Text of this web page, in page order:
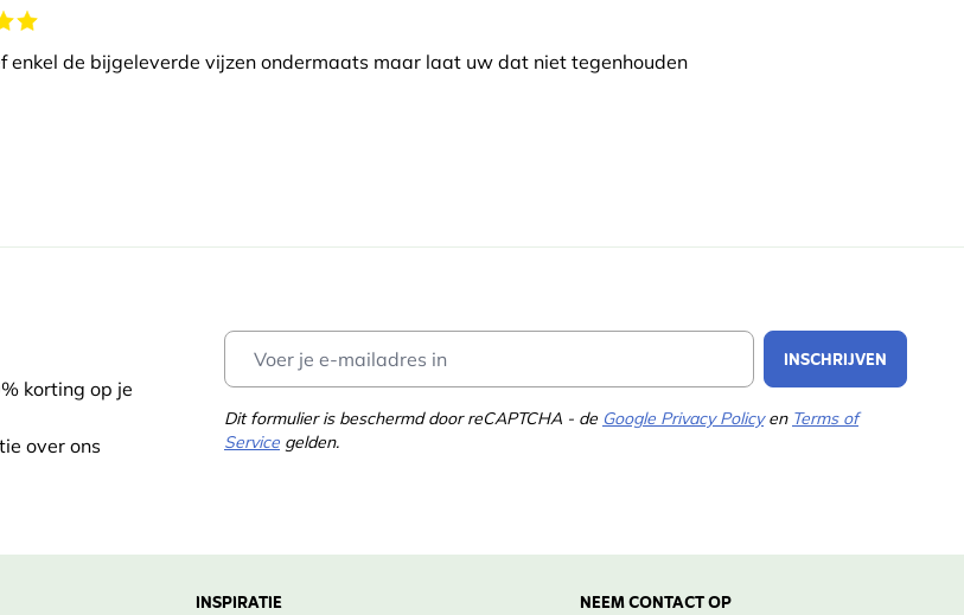
enkel de bijgeleverde vijzen ondermaats maar laat uw dat niet tegenhouden
korting op je
over ons
INSCHRIJVEN
Dit formulier is beschermd door reCAPTCHA - de Google Privacy Policyen Terms of
Service gelden.
INSPIRATIE NEEM CONTACT OP